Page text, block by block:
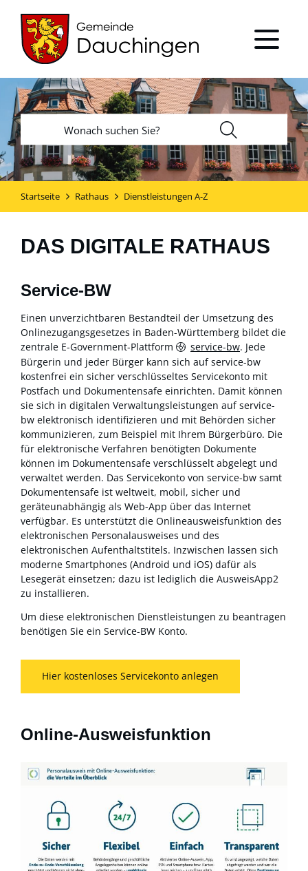
Startseite Rathaus Dienstleistungen A-Z
DAS DIGITALE RATHAUS
Service-BW
Einen unverzichtbaren Bestandteil der Umsetzung des
Onlinezugangsgesetzes in Baden-Württemberg bildet die
zentrale E-Government-Plattform
service-bw. Jede
Bürgerin und jeder Bürger kann sich auf service-bw
kostenfrei ein sicher verschlüsseltes Servicekonto mit
Postfach und Dokumentensafe einrichten. Damit können
sie sich in digitalen Verwaltungsleistungen auf service-
bw elektronisch identifizieren und mit Behörden sicher
kommunizieren, zum Beispiel mit Ihrem Bürgerbüro. Die
für elektronische Verfahren benötigten Dokumente
können im Dokumentensafe verschlüsselt abgelegt und
verwaltet werden. Das Servicekonto von service-bw samt
Dokumentensafe ist weltweit, mobil, sicher und
geräteunabhängig als Web-App über das Internet
verfügbar. Es unterstützt die Onlineausweisfunktion des
elektronischen Personalausweises und des
elektronischen Aufenthaltstitels. Inzwischen lassen sich
moderne Smartphones (Android und iOS) dafür als
Lesegerät einsetzen; dazu ist lediglich die AusweisApp2
zu installieren.
Um diese elektronischen Dienstleistungen zu beantragen
benötigen Sie ein Service-BW Konto.
Hier kostenloses Servicekonto anlegen
Online-Ausweisfunktion